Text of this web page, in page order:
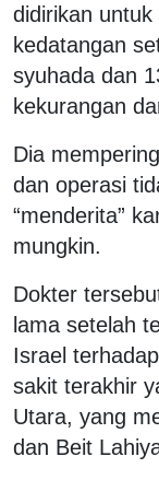
didirikan
kedatangan
syuhada dan
kekurangan
Dia
dan operasi
“menderita”
mungkin.
Dokter
lama setelah
Israel
sakit terakhir
Utara, yang
dan Beit